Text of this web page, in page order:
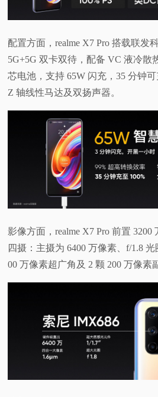
配置方面，realme X7 Pro 搭载联发
5G+5G 双卡双待，配备 VC 液冷散
芯电池，支持 65W 闪充，35 分钟
Z 轴线性马达及双扬声器。
影像方面，realme X7 Pro 前置
四摄：主摄为 6400 万像素、f/1.8
00 万像素超广角及 2 颗 200 万像素